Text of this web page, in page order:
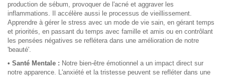
production de sébum, provoquer de l'acné et aggraver les
inflammations. Il accélère aussi le processus de vieillissement.
Apprendre à gérer le stress avec un mode de vie sain, en gérant temps
et priorités, en passant du temps avec famille et amis ou en contrôlant
les pensées négatives se reflétera dans une amélioration de notre
'beauté'.
• Santé Mentale : Notre bien-être émotionnel a un impact direct sur
notre apparence. L'anxiété et la tristesse peuvent se refléter dans une